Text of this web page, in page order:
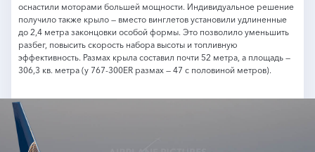
оснастили моторами большей мощности. Индивидуальное решение
получило также крыло — вместо винглетов установили удлиненные
до 2,4 метра законцовки особой формы. Это позволило уменьшить
разбег, повысить скорость набора высоты и топливную
эффективность. Размах крыла составил почти 52 метра, а площадь —
306,3 кв. метра (у 767-300ER размах — 47 с половиной метров).